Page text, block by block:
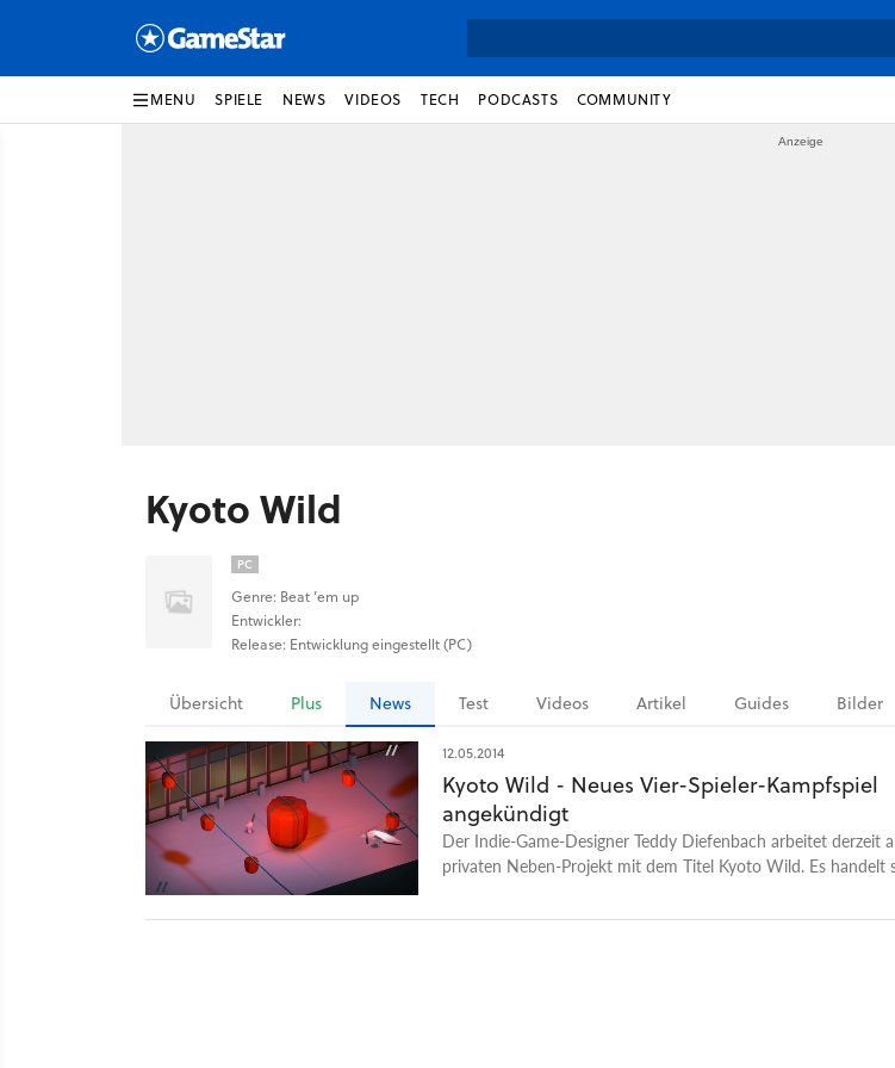
MENU SPIELE NEWS VIDEOS TECH PODCASTS COMMUNITY
Kyoto Wild
PC
Genre: Beat ’em up
Entwickler:
Release: Entwicklung eingestellt (PC)
Übersicht Plus News Test Videos Artikel Guides Bilder
12.05.2014
Kyoto Wild - Neues Vier-Spieler-Kampfspiel
angekündigt
Der Indie-Game-Designer Teddy Diefenbach arbeitet derzeit
privaten Neben-Projekt mit dem Titel Kyoto Wild. Es handelt